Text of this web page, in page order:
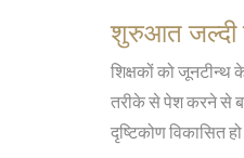
शुरुआत जल्दी
शिक्षकों को जूनटीन्थ
तरीके से पेश करने से
दृष्टिकोण विकासित